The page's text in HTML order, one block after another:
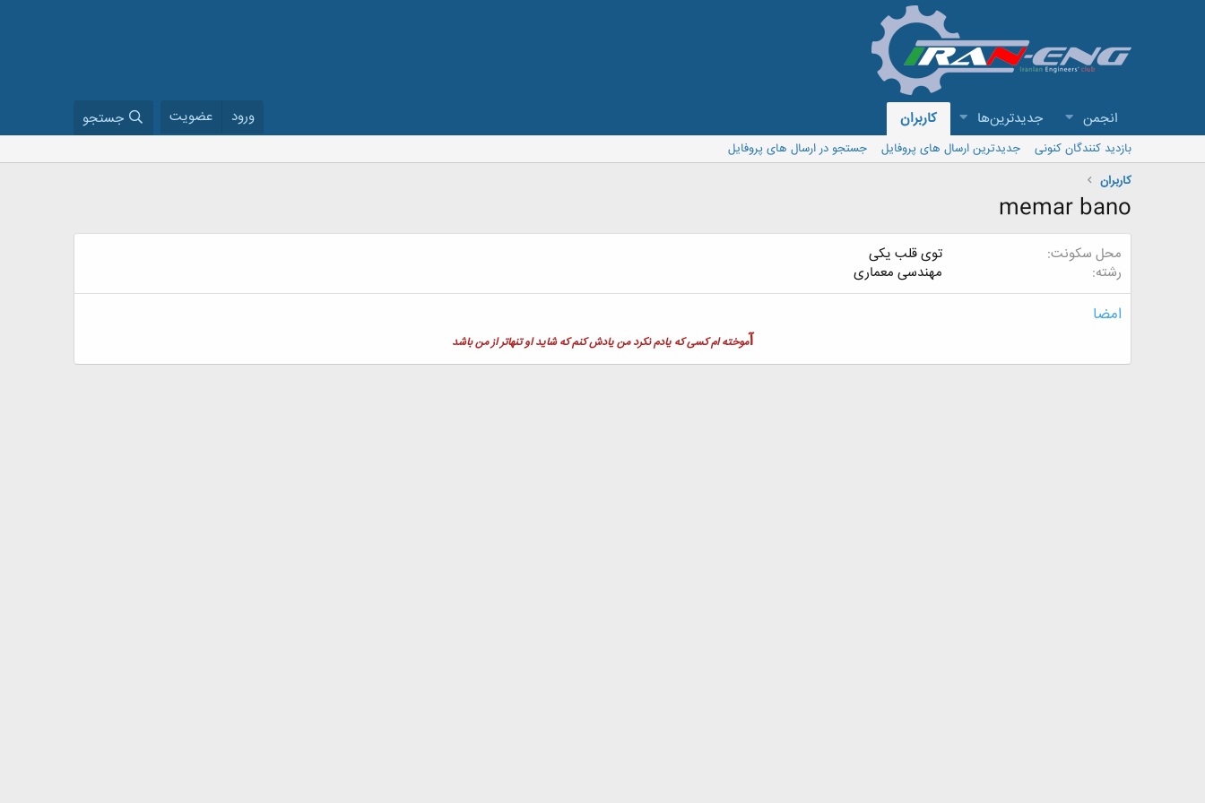
انجمن جدیدترین‌ها کاربران ورود عضویت جستجو
بازدید کنندگان کنونی جدیدترین ارسال های پروفایل
جستجو در ارسال های پروفایل
کاربران
memar bano
محل سکونت
توی قلب یکی
رشته
مهندسی معماری
امضا
آموخته ام کسی که یادم نکرد من یادش کنم که شاید او تنهاتر از من باشد